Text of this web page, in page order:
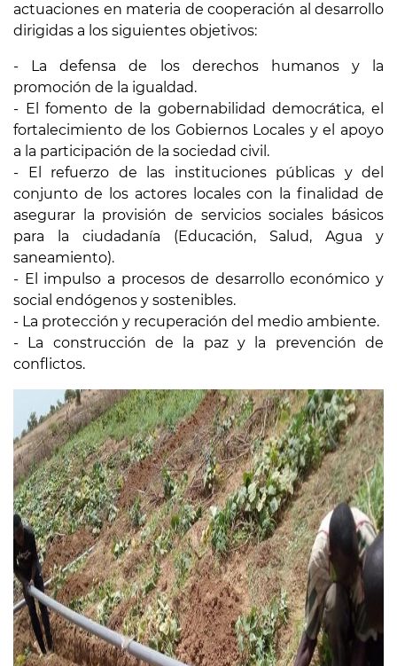
actuaciones en materia de cooperación al desarrollo
dirigidas a los siguientes objetivos:
- La defensa de los derechos humanos y la
promoción de la igualdad.
- El fomento de la gobernabilidad democrática, el
fortalecimiento de los Gobiernos Locales y el apoyo
a la participación de la sociedad civil.
- El refuerzo de las instituciones públicas y del
conjunto de los actores locales con la finalidad de
asegurar la provisión de servicios sociales básicos
para la ciudadanía (Educación, Salud, Agua y
saneamiento).
- El impulso a procesos de desarrollo económico y
social endógenos y sostenibles.
- La protección y recuperación del medio ambiente.
- La construcción de la paz y la prevención de
conflictos.